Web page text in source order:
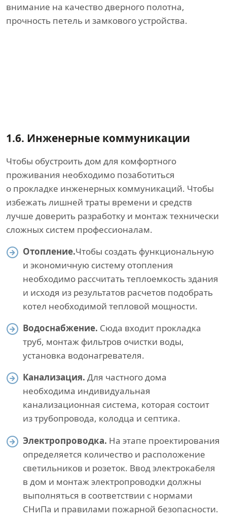
внимание на качество дверного полотна,
прочность петель и замкового устройства.
1.6. Инженерные коммуникации
Чтобы обустроить дом для комфортного
проживания необходимо позаботиться
о прокладке инженерных коммуникаций. Чтобы
избежать лишней траты времени и средств
лучше доверить разработку и монтаж технически
сложных систем профессионалам.
Отопление.Чтобы создать функциональную
и экономичную систему отопления
необходимо рассчитать теплоемкость здания
и исходя из результатов расчетов подобрать
котел необходимой тепловой мощности.
Водоснабжение. Сюда входит прокладка
труб, монтаж фильтров очистки воды,
установка водонагревателя.
Канализация. Для частного дома
необходима индивидуальная
канализационная система, которая состоит
из трубопровода, колодца и септика.
Электропроводка. На этапе проектирования
определяется количество и расположение
светильников и розеток. Ввод электрокабеля
в дом и монтаж электропроводки должны
выполняться в соответствии с нормами
СНиПа и правилами пожарной безопасности.